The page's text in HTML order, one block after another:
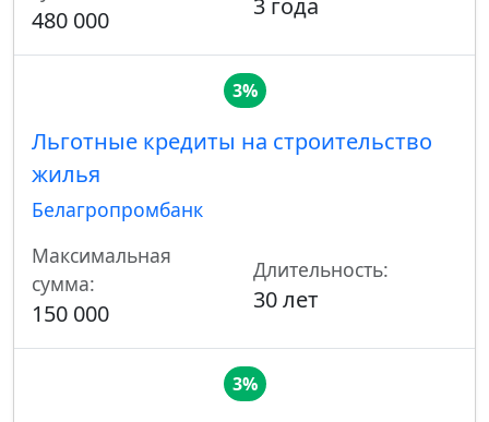
480 000 3 года
3%
Льготные кредиты на строительство
жилья
Белагропромбанк
Максимальная
сумма:
150 000
Длительность:
30 лет
3%